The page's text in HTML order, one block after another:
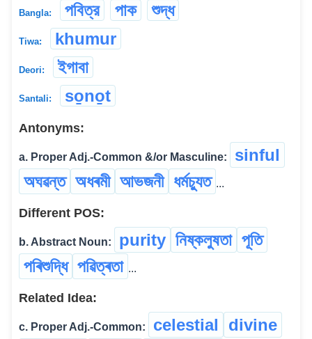
Bangla: পবিত্র পাক শুদ্ধ
Tiwa: khumur
Deori: ইগাবা
Santali: so̱no̱t
Antonyms:
a. Proper Adj.-Common &/or Masculine:
sinful
অঘৱন্ত অধৰমী আভজনী ধৰ্মচ্যুত ...
Different POS:
b. Abstract Noun: purity নিষ্কলুষতা পূতি
পৰিশুদ্ধি পৱিত্ৰতা ...
Related Idea:
c. Proper Adj.-Common: celestial divine